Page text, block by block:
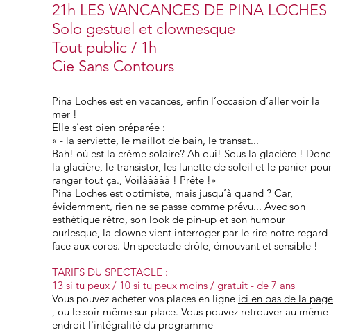
21h LES VANCANCES DE PINA LOCHES
Solo gestuel et clownesque
Tout public / 1h
Cie Sans Contours
Pina Loches est en vacances, enfin l’occasion d’aller voir la
mer !
Elle s’est bien préparée :
« - la serviette, le maillot de bain, le transat...
Bah! où est la crème solaire? Ah oui! Sous la glacière ! Donc
la glacière, le transistor, les lunette de soleil et le panier pour
ranger tout ça., Voilààààà ! Prête !»
Pina Loches est optimiste, mais jusqu’à quand ? Car,
évidemment, rien ne se passe comme prévu... Avec son
esthétique rétro, son look de pin-up et son humour
burlesque, la clowne vient interroger par le rire notre regard
face aux corps. Un spectacle drôle, émouvant et sensible !
TARIFS DU SPECTACLE :
13 si tu peux / 10 si tu peux moins / gratuit - de 7 ans
Vous pouvez acheter vos places en ligne ici en bas de la page
, ou le soir même sur place. Vous pouvez retrouver au même
endroit l'intégralité du programme